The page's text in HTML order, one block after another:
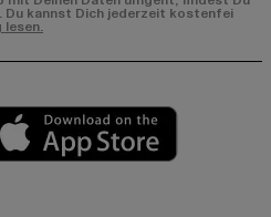
Du kannst Dich jederzeit kostenfei
lesen.
market